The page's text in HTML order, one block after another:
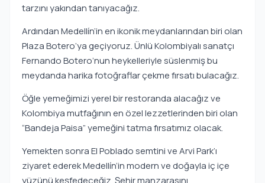
tarzını yakından tanıyacağız.
Ardından Medellín’in en ikonik meydanlarından biri olan
Plaza Botero’ya geçiyoruz. Ünlü Kolombiyalı sanatçı
Fernando Botero’nun heykelleriyle süslenmiş bu
meydanda harika fotoğraflar çekme fırsatı bulacağız.
Öğle yemeğimizi yerel bir restoranda alacağız ve
Kolombiya mutfağının en özel lezzetlerinden biri olan
“Bandeja Paisa” yemeğini tatma fırsatımız olacak.
Yemekten sonra El Poblado semtini ve Arvi Park’ı
ziyaret ederek Medellín’in modern ve doğayla iç içe
yüzünü keşfedeceğiz. Şehir manzarasını